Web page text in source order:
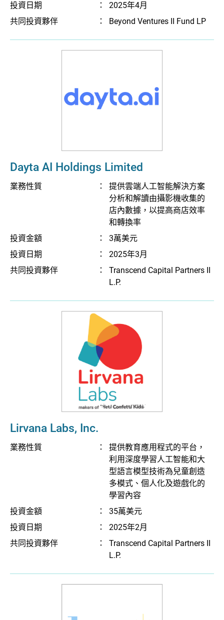
投資日期
：
2025年4月
共同投資夥伴
： Beyond Ventures II Fund LP
Dayta AI Holdings Limited
業務性質 ：
提供雲端人工智能解決方案
分析和解讀由攝影機收集的
店內數據，以提高商店效率
和轉換率
投資金額
：
3萬美元
投資日期
：
2025年3月
共同投資夥伴
：
Transcend Capital Partners II
L.P.
Lirvana Labs, Inc.
業務性質 ：
提供教育應用程式的平台，
利用深度學習人工智能和大
型語言模型技術為兒童創造
多模式、個人化及遊戲化的
學習內容
投資金額
：
35萬美元
投資日期
：
2025年2月
共同投資夥伴
：
Transcend Capital Partners II
L.P.